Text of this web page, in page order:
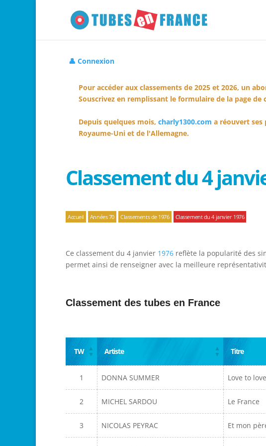
👤 Connexion
Pour accéder aux classements de 2025 et 2026, un
Souscrivez en remplissant le formulaire de la page de
Depuis quelques mois, charly1300.com a réouvert
Royaume-Uni et de l'Allemagne.
Classement du 4
Accueil Années 70 Classements de 1976 Classement du 4 janvier 1976
Ce classement du 4 janvier 1976 reflète la popularité des
permet ainsi de renseigner avec la meilleure
Classement des tubes en France
TW Artiste Titre
1 DONNA SUMMER Love to
2 MICHEL SARDOU Le France
3 NICOLAS PEYRAC Et mon